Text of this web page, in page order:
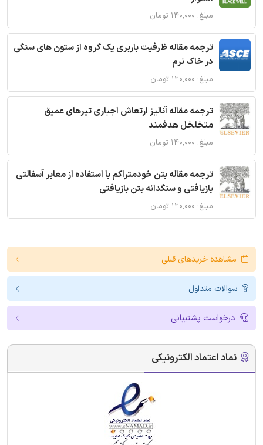
مبلغ: ۱۴۰,۰۰۰ تومان
ترجمه مقاله ظرفیت باربری یک گروه از ستون های سنگی
در خاک نرم
مبلغ: ۱۲۰,۰۰۰ تومان
ترجمه مقاله آنالیز ارتعاش اجباری تیرهای عمیق
متخلخل هدفمند
مبلغ: ۱۴۰,۰۰۰ تومان
ترجمه مقاله بتن خودمتراکم با استفاده از معابر آسفالتی
بازیافتی و سنگدانه بتن بازیافتی
مبلغ: ۱۲۰,۰۰۰ تومان
مشاهده خریدهای قبلی
سوالات متداول
درخواست پشتیبانی
نماد اعتماد الکترونیکی